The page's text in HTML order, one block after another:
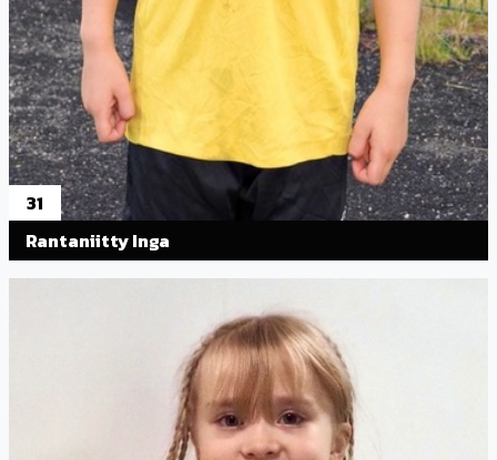
31
Rantaniitty Inga